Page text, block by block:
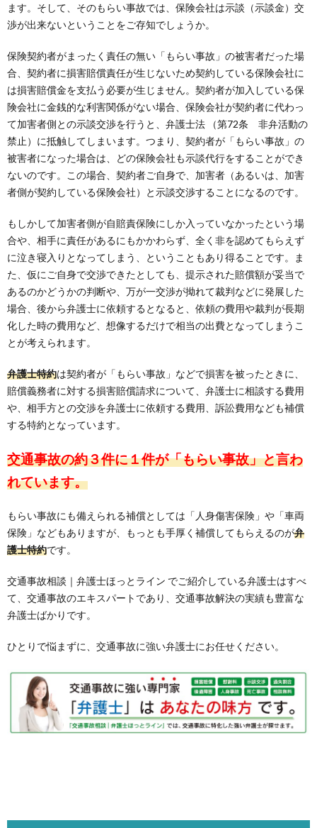
ます。そして、そのもらい事故では、保険会社は示談（示談金）交
渉が出来ないということをご存知でしょうか。
保険契約者がまったく責任の無い「もらい事故」の被害者だった場
合、契約者に損害賠償責任が生じないため契約している保険会社に
は損害賠償金を支払う必要が生じません。契約者が加入している保
険会社に金銭的な利害関係がない場合、保険会社が契約者に代わっ
て加害者側との示談交渉を行うと、弁護士法 （第72条 非弁活動の
禁止）に抵触してしまいます。つまり、契約者が「もらい事故」の
被害者になった場合は、どの保険会社も示談代行をすることができ
ないのです。この場合、契約者ご自身で、加害者（あるいは、加害
者側が契約している保険会社）と示談交渉することになるのです。
もしかして加害者側が自賠責保険にしか入っていなかったという場
合や、相手に責任があるにもかかわらず、全く非を認めてもらえず
に泣き寝入りとなってしまう、ということもあり得ることです。ま
た、仮にご自身で交渉できたとしても、提示された賠償額が妥当で
あるのかどうかの判断や、万が一交渉が拗れて裁判などに発展した
場合、後から弁護士に依頼するとなると、依頼の費用や裁判が長期
化した時の費用など、想像するだけで相当の出費となってしまうこ
とが考えられます。
弁護士特約は契約者が「もらい事故」などで損害を被ったときに、
賠償義務者に対する損害賠償請求について、弁護士に相談する費用
や、相手方との交渉を弁護士に依頼する費用、訴訟費用なども補償
する特約となっています。
交通事故の約３件に１件が「もらい事故」と言わ
れています。
もらい事故にも備えられる補償としては「人身傷害保険」や「車両
保険」などもありますが、もっとも手厚く補償してもらえるのが弁
護士特約です。
交通事故相談｜弁護士ほっとライン でご紹介している弁護士はすべ
て、交通事故のエキスパートであり、交通事故解決の実績も豊富な
弁護士ばかりです。
ひとりで悩まずに、交通事故に強い弁護士にお任せください。